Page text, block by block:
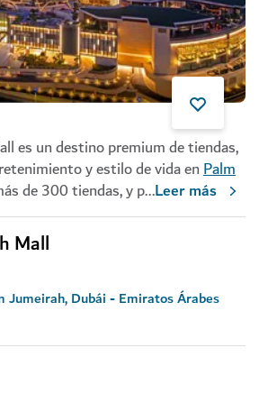
es un destino premium de tiendas,
y estilo de vida enPalm
de 300 tiendas, y p...Leer más
Mall
Jumeirah, Dubái - Emiratos Árabes